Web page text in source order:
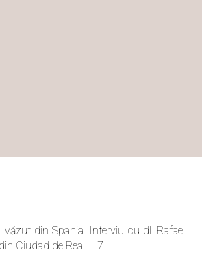
văzut din Spania. Interviu cu dl. Rafael
Ciudad de Real – 7